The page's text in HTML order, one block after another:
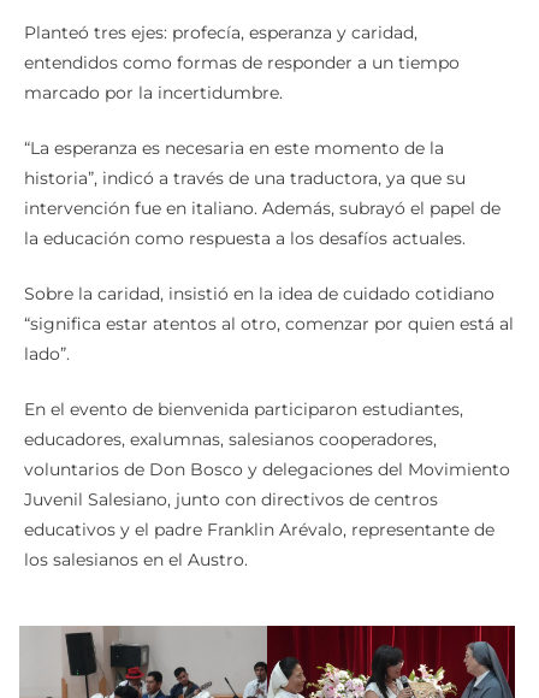
Planteó tres ejes: profecía, esperanza y caridad,
entendidos como formas de responder a un tiempo
marcado por la incertidumbre.
“La esperanza es necesaria en este momento de la
historia”, indicó a través de una traductora, ya que su
intervención fue en italiano. Además, subrayó el papel de
la educación como respuesta a los desafíos actuales.
Sobre la caridad, insistió en la idea de cuidado cotidiano
“significa estar atentos al otro, comenzar por quien está al
lado”.
En el evento de bienvenida participaron estudiantes,
educadores, exalumnas, salesianos cooperadores,
voluntarios de Don Bosco y delegaciones del Movimiento
Juvenil Salesiano, junto con directivos de centros
educativos y el padre Franklin Arévalo, representante de
los salesianos en el Austro.